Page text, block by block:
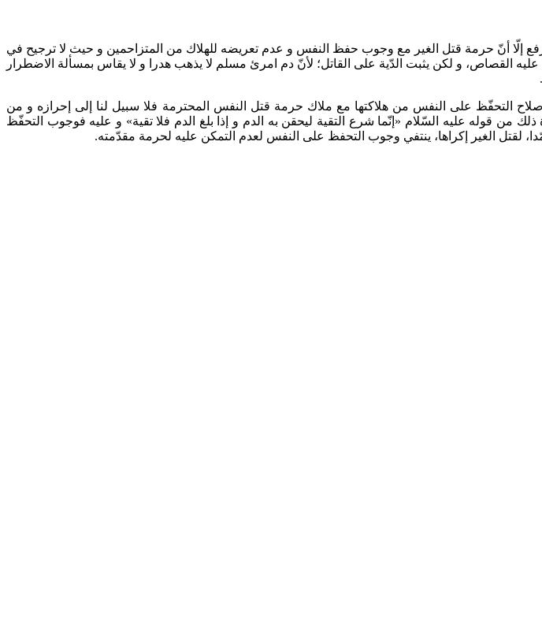
إلّا أنّ حرمة قتل الغير مع وجوب حفظ النفس و عدم تعريضه للهلاك من المتزاحمين و حيث لا ترجيح في
القصاص، و لكن يثبت الدّية على القاتل؛ لأنّ دم امرئ مسلم لا يذهب هدرا و لا يقاس بمسألة الاضطرار
التحفّظ على النفس من هلاكتها مع ملاك حرمة قتل النفس المحترمة فلا سبيل لنا إلى إحرازه و من
من قوله عليه السّلام «إنّما شرع التقية ليحقن به الدم و إذا بلغ الدم فلا تقية» و عليه فوجوب التحفّظ
الغير إكراها، ينتفي وجوب التحفظ على النفس لعدم التمكن عليه لحرمة مقدّمته.